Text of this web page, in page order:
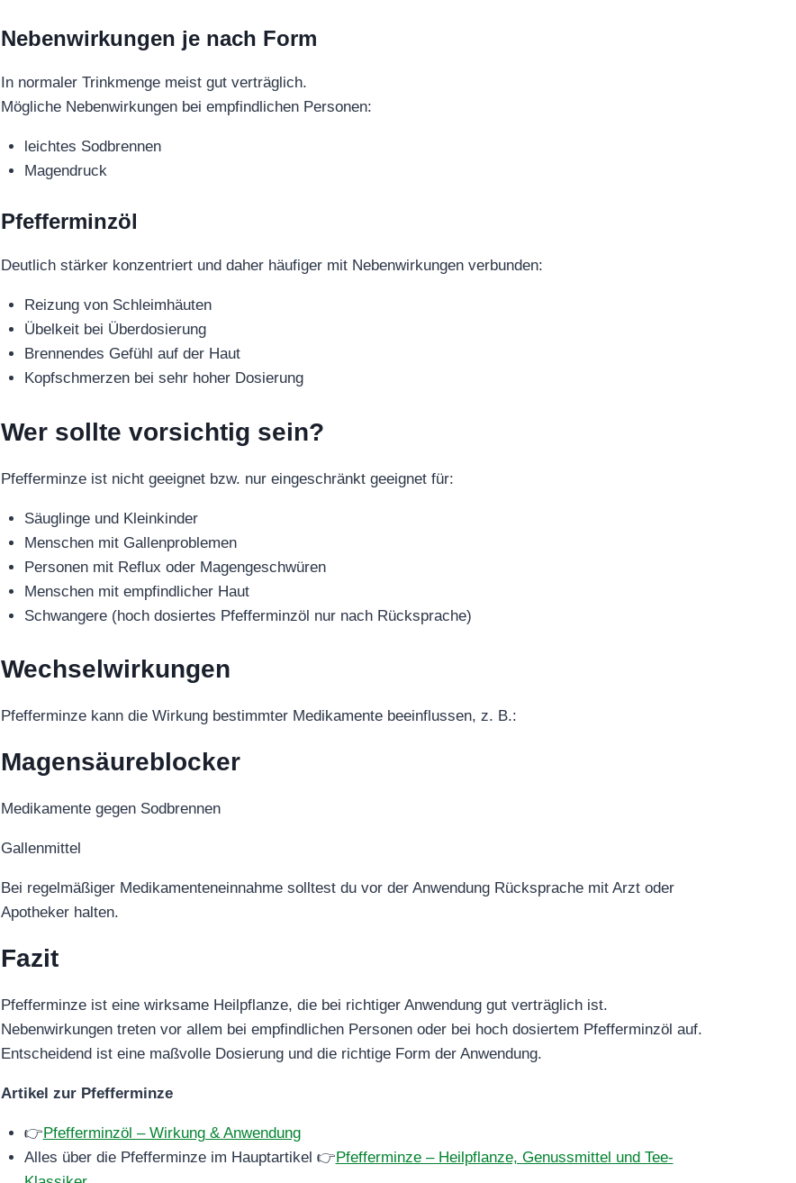
Nebenwirkungen je nach Form
In normaler Trinkmenge meist gut verträglich.
Mögliche Nebenwirkungen bei empfindlichen Personen:
leichtes Sodbrennen
Magendruck
Pfefferminzöl
Deutlich stärker konzentriert und daher häufiger mit Nebenwirkungen verbunden:
Reizung von Schleimhäuten
Übelkeit bei Überdosierung
Brennendes Gefühl auf der Haut
Kopfschmerzen bei sehr hoher Dosierung
Wer sollte vorsichtig sein?
Pfefferminze ist nicht geeignet bzw. nur eingeschränkt geeignet für:
Säuglinge und Kleinkinder
Menschen mit Gallenproblemen
Personen mit Reflux oder Magengeschwüren
Menschen mit empfindlicher Haut
Schwangere (hoch dosiertes Pfefferminzöl nur nach Rücksprache)
Wechselwirkungen
Pfefferminze kann die Wirkung bestimmter Medikamente beeinflussen, z. B.:
Magensäureblocker
Medikamente gegen Sodbrennen
Gallenmittel
Bei regelmäßiger Medikamenteneinnahme solltest du vor der Anwendung Rücksprache mit Arzt oder
Apotheker halten.
Fazit
Pfefferminze ist eine wirksame Heilpflanze, die bei richtiger Anwendung gut verträglich ist.
Nebenwirkungen treten vor allem bei empfindlichen Personen oder bei hoch dosiertem Pfefferminzöl auf.
Entscheidend ist eine maßvolle Dosierung und die richtige Form der Anwendung.
Artikel zur Pfefferminze
👉Pfefferminzöl – Wirkung & Anwendung
Alles über die Pfefferminze im Hauptartikel 👉Pfefferminze – Heilpflanze, Genussmittel und Tee-